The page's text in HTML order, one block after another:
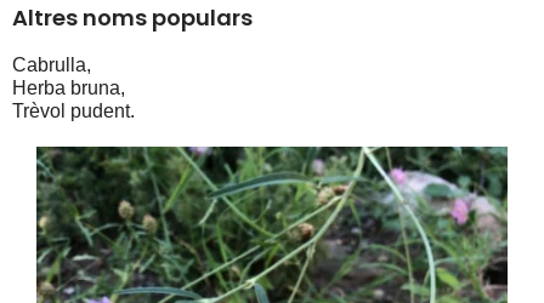
Altres noms populars
Cabrulla,
Herba bruna,
Trèvol pudent.